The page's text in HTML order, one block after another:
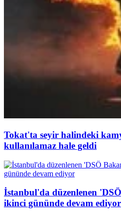
Tokat'ta seyir halindeki
kullanılamaz hale geldi
İstanbul'da düzenlenen
ikinci gününde devam ediyor